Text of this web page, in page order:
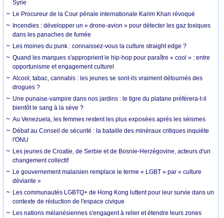
Syrie
Le Procureur de la Cour pénale internationale Karim Khan révoqué
Incendies : développer un « drone-avion » pour détecter les gaz toxiques
dans les panaches de fumée
Les moines du punk : connaissez-vous la culture straight edge ?
Quand les marques s'approprient le hip-hop pour paraître « cool » : entre
opportunisme et engagement culturel
Alcool, tabac, cannabis : les jeunes se sont-ils vraiment détournés des
drogues ?
Une punaise-vampire dans nos jardins : le tigre du platane préférera-t-il
bientôt le sang à la sève ?
Au Venezuela, les femmes restent les plus exposées après les séismes
Débat au Conseil de sécurité : la bataille des minéraux critiques inquiète
l'ONU
Les jeunes de Croatie, de Serbie et de Bosnie-Herzégovine, acteurs d'un
changement collectif
Le gouvernement malaisien remplace le terme « LGBT » par « culture
déviante »
Les communautés LGBTQ+ de Hong Kong luttent pour leur survie dans un
contexte de réduction de l'espace civique
Les nations mélanésiennes s'engagent à relier et étendre leurs zones